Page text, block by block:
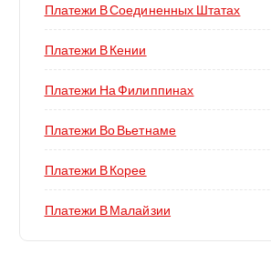
Платежи В Соединенных Штатах
Платежи В Кении
Платежи На Филиппинах
Платежи Во Вьетнаме
Платежи В Корее
Платежи В Малайзии